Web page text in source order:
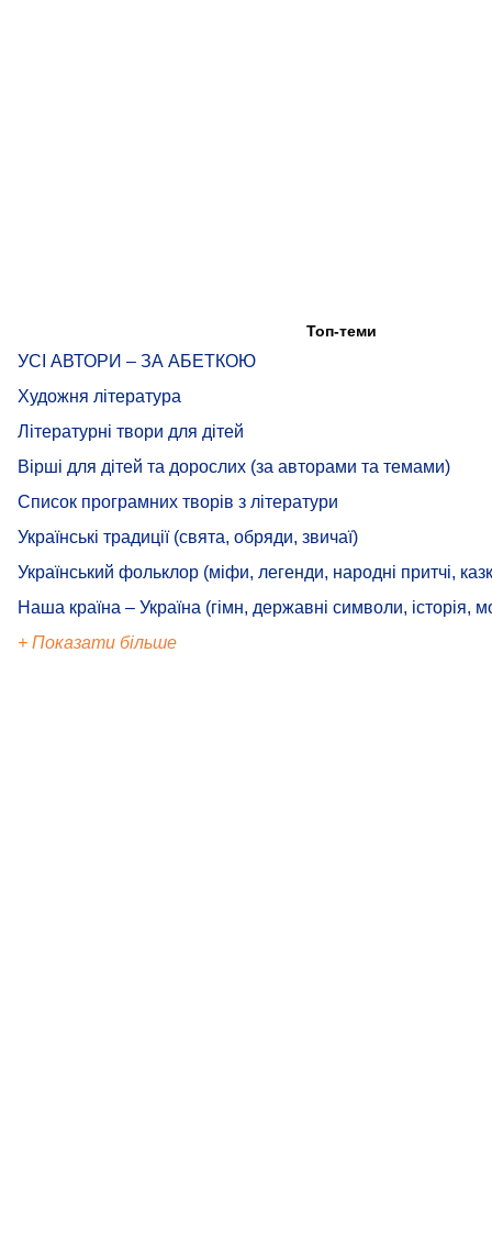
Топ-теми
УСІ АВТОРИ – ЗА АБЕТКОЮ
Художня література
Літературні твори для дітей
Вірші для дітей та дорослих (за авторами та темами)
Список програмних творів з літератури
Українські традиції (свята, обряди, звичаї)
Український фольклор (міфи, легенди, народні притчі,
Наша країна – Україна (гімн, державні символи, історія,
+ Показати більше